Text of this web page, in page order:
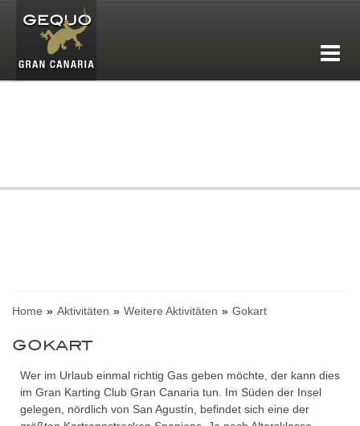
Home Aktivitäten Weitere Aktivitäten Gokart
GOKART
Wer im Urlaub einmal richtig Gas geben möchte, der kann dies
im Gran Karting Club Gran Canaria tun. Im Süden der Insel
gelegen, nördlich von San Agustín, befindet sich eine der